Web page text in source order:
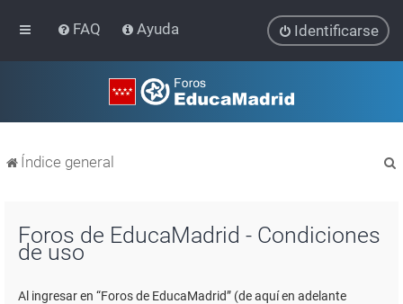
FAQ Ayuda Identificarse
Índice general
Foros de EducaMadrid - Condiciones
de uso
Al ingresar en “Foros de EducaMadrid” (de aquí en adelante